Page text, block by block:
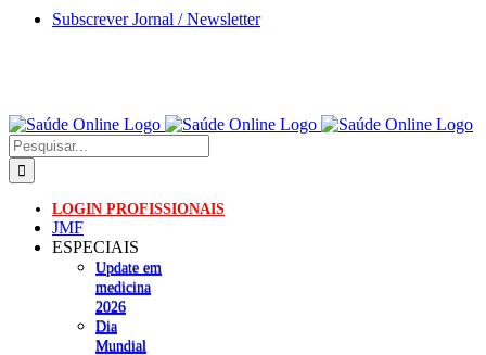
Skip
Subscrever Jornal / Newsletter
Pesquisar
LOGIN PROFISSIONAIS
JMF
ESPECIAIS
Update em
medicina
2026
Dia
Mundial